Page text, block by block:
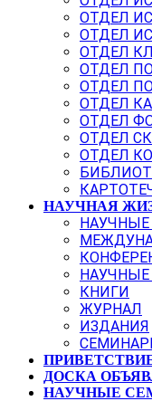
ОТДЕЛ
ОТДЕЛ
ОТДЕЛ
ОТДЕЛ
ОТДЕЛ
ОТДЕЛ
ОТДЕЛ
ОТДЕЛ
ОТДЕЛ
НАУЧНАЯ
КНИГИ
ЖУРНАЛ
ИЗДАНИЯ
ДОСКА
НАУЧНЫЕ